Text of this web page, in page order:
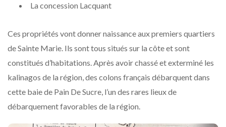
La concession Lacquant
Ces propriétés vont donner naissance aux premiers quartiers
de Sainte Marie. Ils sont tous situés sur la côte et sont
constitués d’habitations. Après avoir chassé et exterminé les
kalinagos de la région, des colons français débarquent dans
cette baie de Pain De Sucre, l’un des rares lieux de
débarquement favorables de la région.